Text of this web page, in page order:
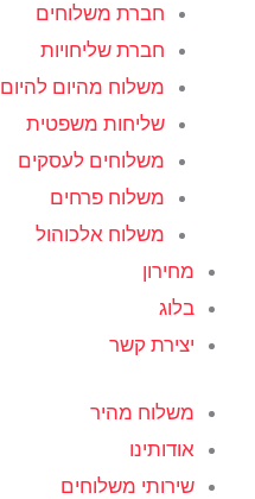
חברת משלוחים
חברת שליחויות
משלוח מהיום להיום
שליחות משפטית
משלוחים לעסקים
משלוח פרחים
משלוח אלכוהול
מחירון
בלוג
יצירת קשר
משלוח מהיר
אודותינו
שירותי משלוחים